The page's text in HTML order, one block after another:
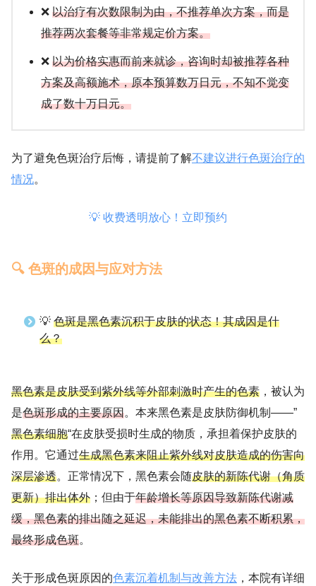
❌ 以治疗有次数限制为由，不推荐单次方案，而是
推荐两次套餐等非常规定价方案。
❌ 以为价格实惠而前来就诊，咨询时却被推荐各种
方案及高额施术，原本预算数万日元，不知不觉变
成了数十万日元。
为了避免色斑治疗后悔，请提前了解不建议进行色斑治疗的
情况。
💡 收费透明放心！立即预约
🔍 色斑的成因与应对方法
💡 色斑是黑色素沉积于皮肤的状态！其成因是什
么？
黑色素是皮肤受到紫外线等外部刺激时产生的色素 ，被认为
是色斑形成的主要原因。本来黑色素是皮肤防御机制——”
黑色素细胞“在皮肤受损时生成的物质，承担着保护皮肤的
作用。它通过生成黑色素来阻止紫外线对皮肤造成的伤害向
深层渗透。正常情况下，黑色素会随皮肤的新陈代谢（角质
更新）排出体外 ；但由于年龄增长等原因导致新陈代谢减
缓，黑色素的排出随之延迟，未能排出的黑色素不断积累，
最终形成色斑。
关于形成色斑原因的色素沉着机制与改善方法 ，本院有详细